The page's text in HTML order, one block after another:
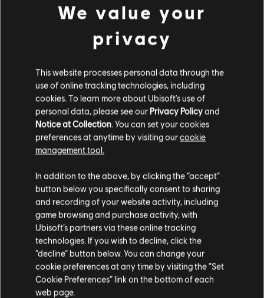
Soweit wir wissen kommst du aus
Staaten von Amerika.
Wenn du etwas bestellen möchtest, besuche bitte
deinen lokalen Ubisoft Store.
Im aktuellen Store bleiben
ZUM LOKALEN STORE WECHSELN
We value your
privacy
This website processes personal data through the
use of online tracking technologies, including
cookies. To learn more about Ubisoft's use of
personal data, please see our Privacy Policyand
Notice at Collection . You can set your cookies
preferences at anytime by visiting ourcookie
management tool.
In addition to the above, by clicking the “accept”
button below you specifically consent to sharing
and recording of your website activity, including
game browsing and purchase activity, with
Ubisoft’s partners via these online tracking
technologies. If you wish to decline, click the
“decline” button below. You can change your
cookie preferences at any time by visiting the “Set
Cookie Preferences” link on the bottom of each
web page.